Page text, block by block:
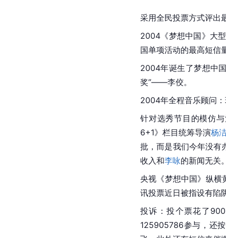
采用全民投票方式评出
2004《梦想中国》大
国单项活动的最高短信
2004年诞生了梦想中
奖”——李佼。
2004年全程音乐顾问
针对选秀节目的模仿
6+1》栏目统筹导演杨
批，而是我们今年没有
收入和李咏的新闻无关
央视《梦想中国》纵横
讯投票近日被指设有陷
投诉：投个票花了
125905786参与，还